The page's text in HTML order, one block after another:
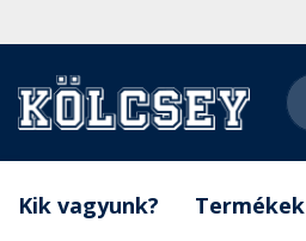
Kik vagyunk? Termékek